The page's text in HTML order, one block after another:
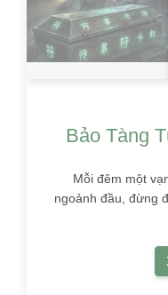
Bảo Tàng
Mỗi đêm một
ngoảnh đầu, đừng